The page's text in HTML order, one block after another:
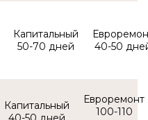
50-70 40-50
100-110